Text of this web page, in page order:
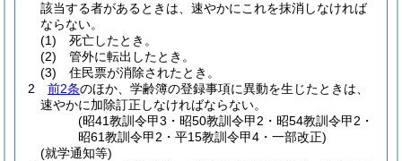
該当する者があるときは、速やかにこれを抹消しなければ
ならない。
(1)
死亡したとき。
(2)
管外に転出したとき。
(3)
住民票が消除されたとき。
2
前2条のほか、学齢簿の登録事項に異動を生じたときは、
速やかに加除訂正しなければならない。
(昭41教訓令甲3・昭50教訓令甲2・昭54教訓令甲2・
昭61教訓令甲2・平15教訓令甲4・一部改正)
(就学通知等)